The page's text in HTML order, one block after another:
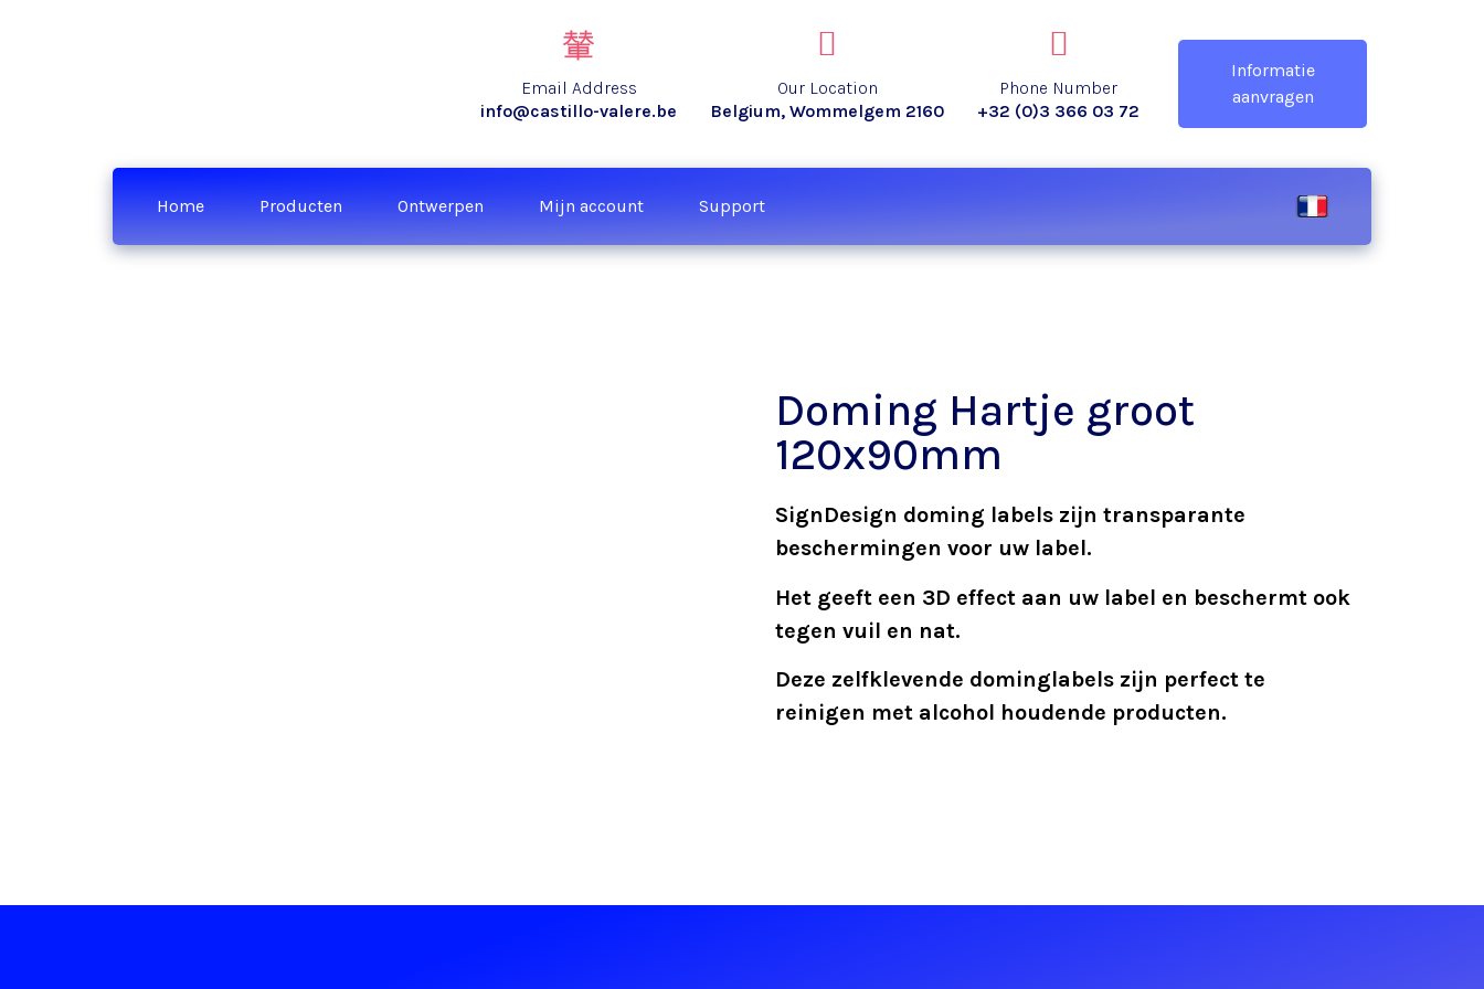
Email Address
info@castillo-valere.be
Our Location
Belgium, Wommelgem 2160
Phone Number
+32 (0)3 366 03 72
Informatie
aanvragen
Home Producten Ontwerpen Mijn account Support
Doming Hartje groot
120x90mm
SignDesign doming labels zijn transparante
beschermingen voor uw label.
Het geeft een 3D effect aan uw label en beschermt ook
tegen vuil en nat.
Deze zelfklevende dominglabels zijn perfect te
reinigen met alcohol houdende producten.